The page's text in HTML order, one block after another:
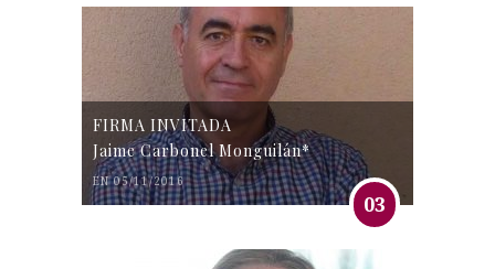
FIRMA INVITADA
Jaime Carbonel Monguilán*
EN 05/11/2016
03